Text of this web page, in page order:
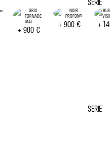
SERIE
+ 900 €
+ 900 € +
SERIE